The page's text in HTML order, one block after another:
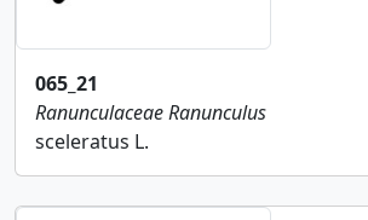
065_21
RanunculaceaeRanunculus
sceleratus L.